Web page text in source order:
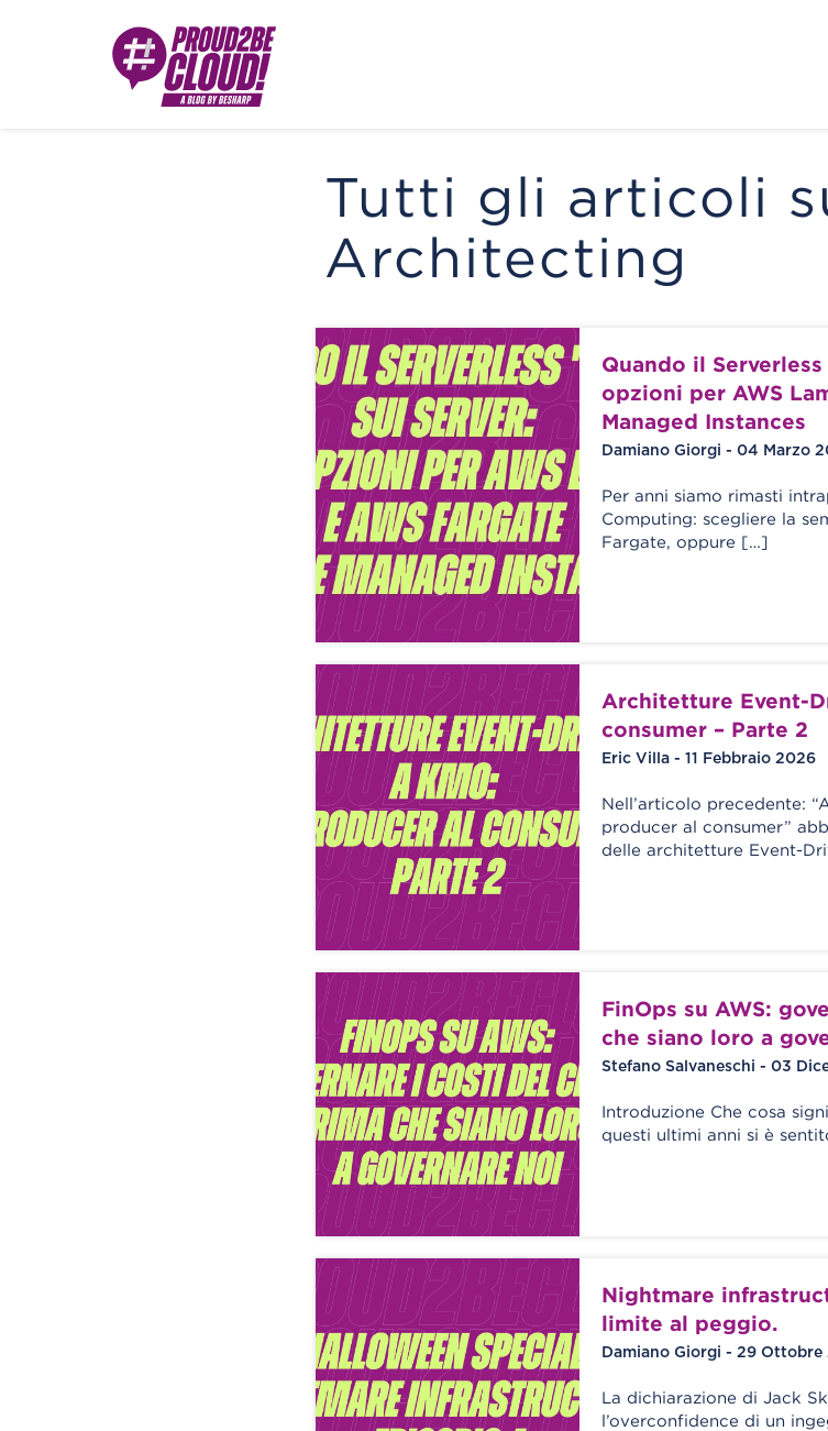
Tutti gli articoli
Architecting
Quando il
opzioni per AWS
Managed Instances
Damiano Giorgi - 04 Marzo
Per anni siamo rimasti
Computing: scegliere la
Fargate, oppure […]
Architetture Event-
consumer – Parte 2
Eric Villa - 11 Febbraio 2026
Nell’articolo precedente:
producer al consumer”
delle architetture Event-
FinOps su AWS:
che siano loro a
Stefano Salvaneschi - 03
Introduzione Che cosa
questi ultimi anni si è
Nightmare
limite al peggio.
Damiano Giorgi - 29 Ottobre
La dichiarazione di Jack
l’overconfidence di un